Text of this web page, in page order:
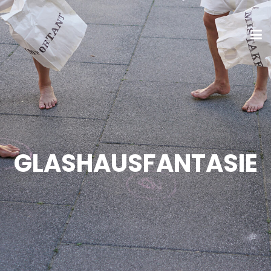
GLASHAUSFANTASIE